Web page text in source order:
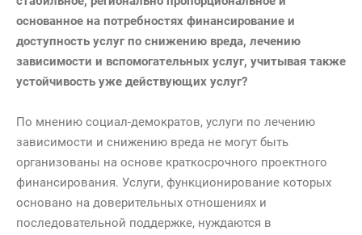
основанное на потребностях финансирование и
доступность услуг по снижению вреда, лечению
зависимости и вспомогательных услуг, учитывая также
устойчивость уже действующих услуг?
По мнению социал-демократов, услуги по лечению
зависимости и снижению вреда не могут быть
организованы на основе краткосрочного проектного
финансирования. Услуги, функционирование которых
основано на доверительных отношениях и
последовательной поддержке, нуждаются в